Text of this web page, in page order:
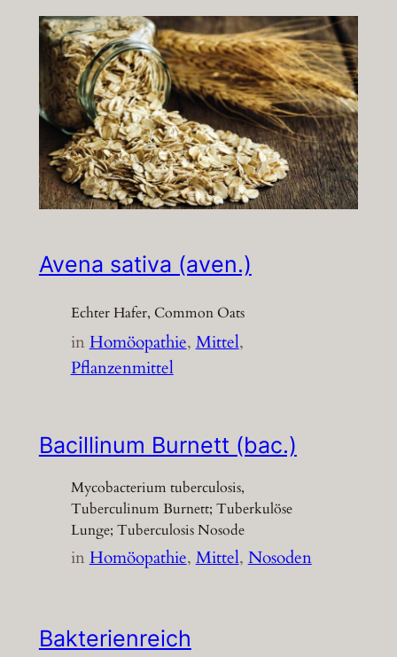
Avena sativa (aven.)
Echter Hafer, Common Oats
inHomöopathie, Mittel
Pflanzenmittel
Bacillinum Burnett (bac.)
Mycobacterium tuberculosis,
Tuberculinum Burnett; Tuberkulöse
Lunge; Tuberculosis Nosode
inHomöopathie, Mittel, Nosoden
Bakterienreich